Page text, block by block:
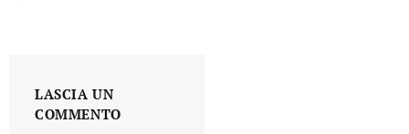
LASCIA UN
COMMENTO